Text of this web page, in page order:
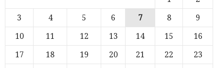
3
4 5 6 7 8
9
10
11 12 13 14 15
16
17
18 19 20 21 22
23